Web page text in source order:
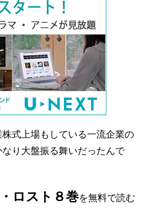
式上場もしている一流企業の
り大盤振る舞いだったんで
ロスト８巻を無料で読む